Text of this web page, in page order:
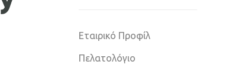
Εταιρικό Προφίλ
Πελατολόγιο